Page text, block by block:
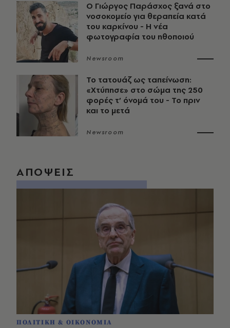
O Γιώργος Παράσχος ξανά στο
νοσοκομείο για θεραπεία κατά
του καρκίνου - Η νέα
φωτογραφία του ηθοποιού
Newsroom
Το τατουάζ ως ταπείνωση:
«Χτύπησε» στο σώμα της 250
φορές τ’ όνομά του - Το πριν
και το μετά
Newsroom
ΑΠΟΨΕΙΣ
ΠΟΛΙΤΙΚΗ & ΟΙΚΟΝΟΜΙΑ